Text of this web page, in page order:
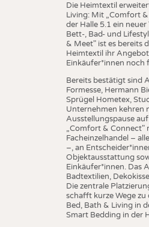
Die Heimtextil
Living: Mit „Comfort
der Halle 5.1 ein
Bett-, Bad- und
& Meet" ist es bereits
Heimtextil ihr
Einkäufer*innen noch
Bereits bestätigt sind
Formesse, Hermann
Sprügel Hometex,
Unternehmen kehren
Ausstellungspause
„Comfort & Connect"
Facheinzelhandel –
–, an
Objektausstattung
Einkäufer*innen. Das
Badtextilien,
Die zentrale
schafft kurze Wege
Bed, Bath & Living in
Smart Bedding in der